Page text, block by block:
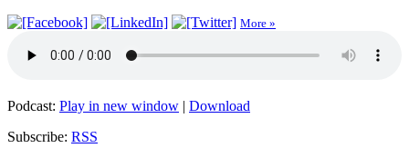
More »
Podcast: Play in new window | Download
Subscribe: RSS